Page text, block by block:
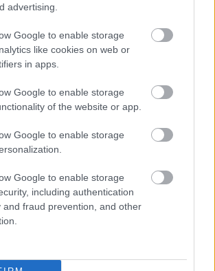
advertising.
Google to enable storage
like cookies on web or
in apps.
Google to enable storage
of the website or app.
Google to enable storage
Google to enable storage
including authentication
and fraud prevention, and other
dokáže aj podpísať.
Slovák sa nebál a v
Čičmanoch si postavil
premena zrubu z roku